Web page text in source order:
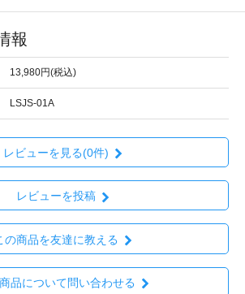
報
13,980円(税込)
LSJS-01A
レビューを見る(0件)
レビューを投稿
の商品を友達に教える
品について問い合わせる